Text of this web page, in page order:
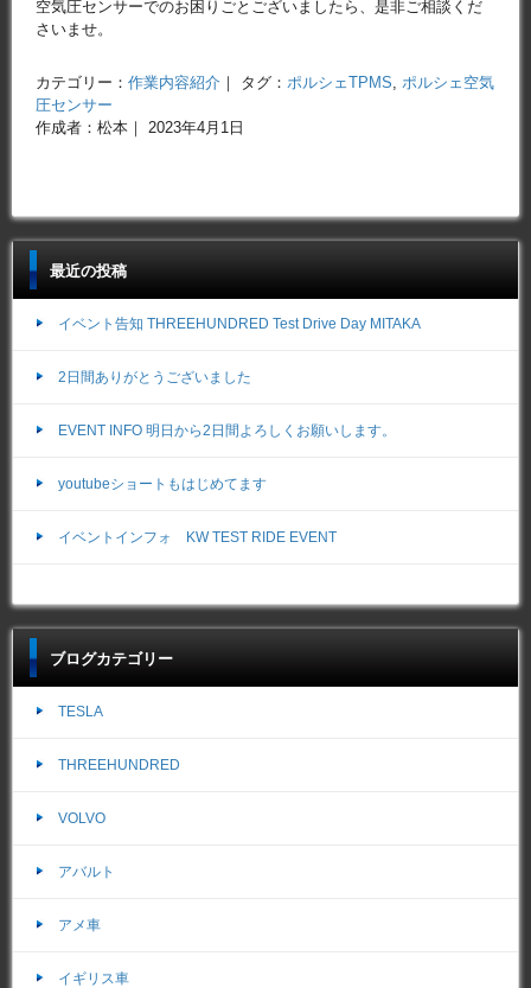
空気圧センサーでのお困りごとございましたら、是非ご相談くだ
さいませ。
カテゴリー： 作業内容紹介 ｜ タグ： ポルシェTPMS
ポルシェ空気
圧センサー
作成者：松本｜ 2023年4月1日
最近の投稿
イベント告知 THREEHUNDRED Test Drive Day MITAKA
2日間ありがとうございました
EVENT INFO 明日から2日間よろしくお願いします。
youtubeショートもはじめてます
イベントインフォ KW TEST RIDE EVENT
ブログカテゴリー
TESLA
THREEHUNDRED
VOLVO
アバルト
アメ車
イギリス車